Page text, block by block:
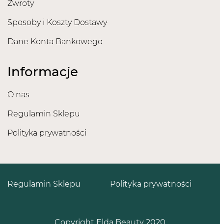
Zwroty
Sposoby i Koszty Dostawy
Dane Konta Bankowego
Informacje
O nas
Regulamin Sklepu
Polityka prywatności
Polityka prywatności
Regulamin Sklepu